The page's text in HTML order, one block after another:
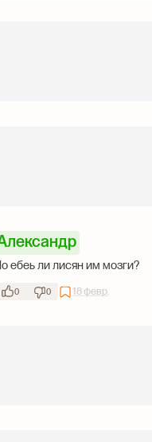
ебеь ли лисян им мозги?
0 0 18 февр.